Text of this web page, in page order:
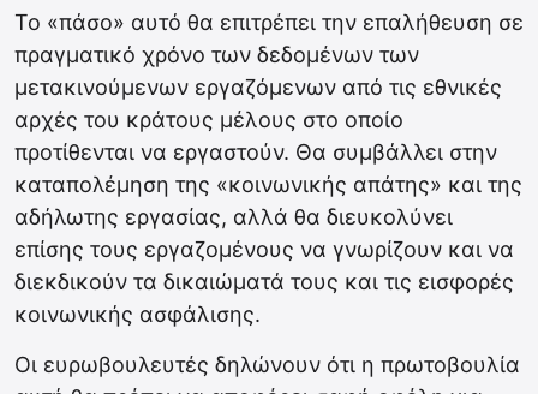
Το «πάσο» αυτό θα επιτρέπει την επαλήθευση σε
πραγματικό χρόνο των δεδομένων των
μετακινούμενων εργαζόμενων από τις εθνικές
αρχές του κράτους μέλους στο οποίο
προτίθενται να εργαστούν. Θα συμβάλλει στην
καταπολέμηση της «κοινωνικής απάτης» και της
αδήλωτης εργασίας, αλλά θα διευκολύνει
επίσης τους εργαζομένους να γνωρίζουν και να
διεκδικούν τα δικαιώματά τους και τις εισφορές
κοινωνικής ασφάλισης.
Οι ευρωβουλευτές δηλώνουν ότι η πρωτοβουλία